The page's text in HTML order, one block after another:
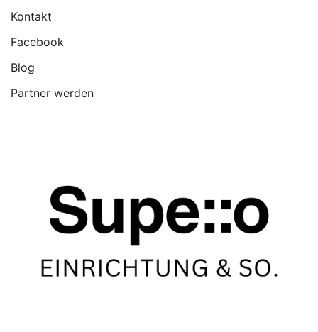
Kontakt
Facebook
Blog
Partner werden